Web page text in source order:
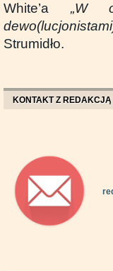
White’a „W
Strumidło.
KONTAKT Z REDAKCJĄ